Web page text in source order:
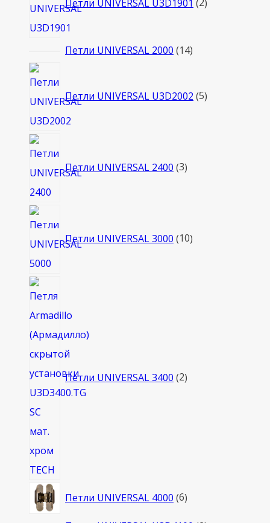
Петли UNIVERSAL U3D1901 2
Петли UNIVERSAL 2000 1414
Петли UNIVERSAL U3D2002 5товаров
Петли UNIVERSAL 2400 3товара
Петли UNIVERSAL 3000 10товаров
Петли UNIVERSAL 3400 2
Петли UNIVERSAL 4000 66